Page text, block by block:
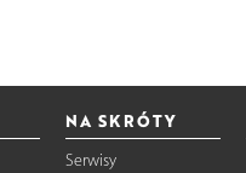
NA SKRÓTY
Serwisy